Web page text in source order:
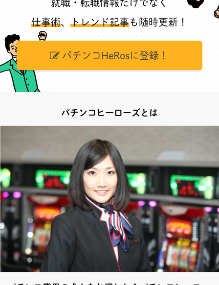
就職・転職情報だけでなく
仕事術、 トレンド記事も随時更新！
パチンコHeRosに登録！
パチンコヒーローズとは